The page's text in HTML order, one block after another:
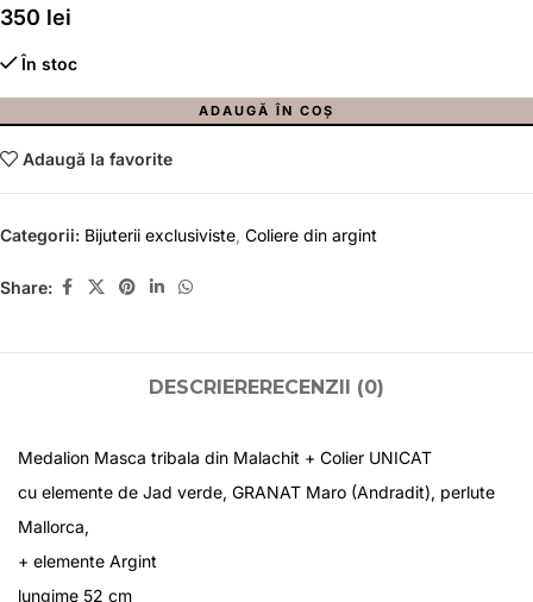
350 lei
În stoc
ADAUGĂ ÎN COȘ
Adaugă la favorite
Categorii: Bijuterii exclusiviste Coliere din argint
Share:
DESCRIERERECENZII (0)
Medalion Masca tribala din Malachit + Colier UNICAT
cu elemente de Jad verde, GRANAT Maro (Andradit), perlute
Mallorca,
+ elemente Argint
lungime 52 cm